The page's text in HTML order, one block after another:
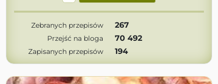
Zebranych przepisów 267
Przejść na bloga 70 492
Zapisanych przepisów 194